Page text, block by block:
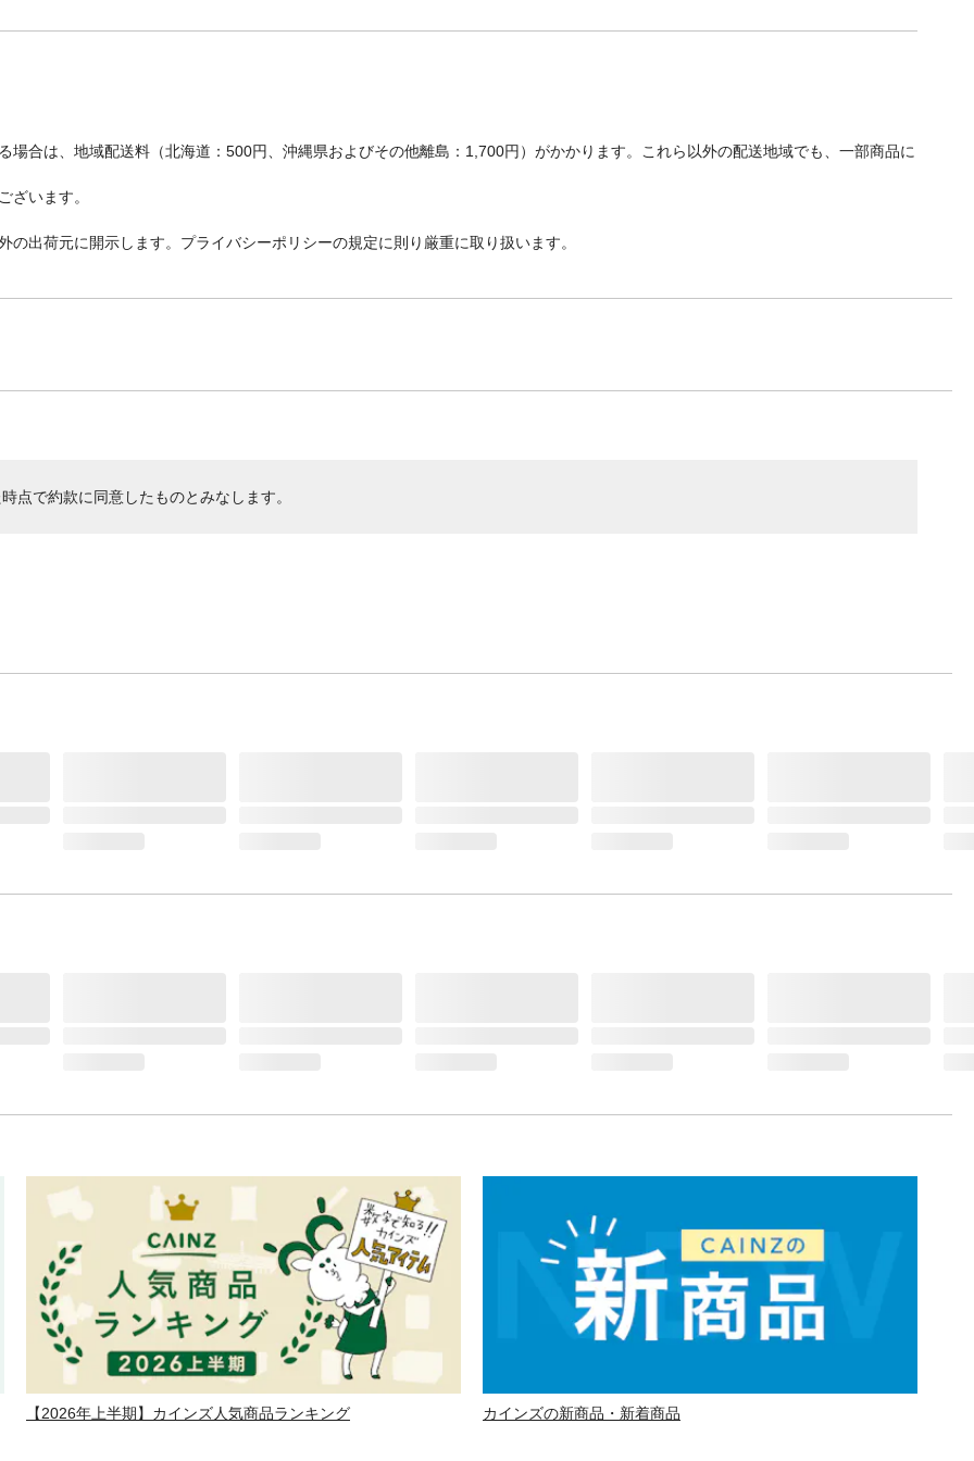
合は、地域配送料（北海道：500円、沖縄県およびその他離島：1,700円）がかかります。これら以外の配送地域でも、一部商品に
ざいます。
出荷元に開示します。プライバシーポリシーの規定に則り厳重に取り扱います。
点で約款に同意したものとみなします。
【2026年上半期】カインズ人気商品ランキング カインズの新商品・新着商品